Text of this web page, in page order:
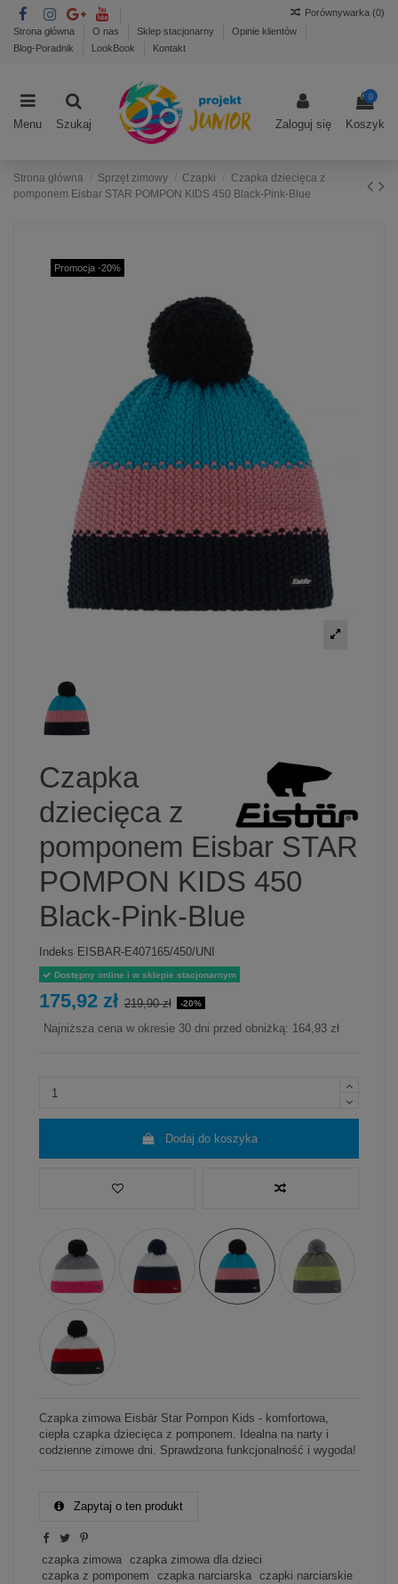
Strona główna O nas Sklep stacjonarny
Opinie klientów
Blog-Poradnik
LookBook Kontakt
Porównywarka (0)
Menu Szukaj Zaloguj się
0
Koszyk
Strona główna Sprzęt zimowy Czapki
Czapka dziecięca z
pomponem Eisbar STAR POMPON KIDS 450 Black-Pink-Blue
Promocja -20%
Czapka
dziecięca z
pomponem Eisbar STAR
POMPON KIDS 450
Black-Pink-Blue
Indeks EISBAR-E407165/450/UNI
Dostępny online i w sklepie stacjonarnym
175,92 zł 219,90 zł -20%
Najniższa cena w okresie 30 dni przed obniżką: 164,93 zł
Dodaj do koszyka
Czapka zimowa Eisbär Star Pompon Kids - komfortowa,
ciepła czapka dziecięca z pomponem. Idealna na narty i
codzienne zimowe dni. Sprawdzona funkcjonalność i wygoda!
Zapytaj o ten produkt
czapka zimowa
czapka zimowa dla dzieci
czapka z pomponem
czapka narciarska
czapki narciarskie